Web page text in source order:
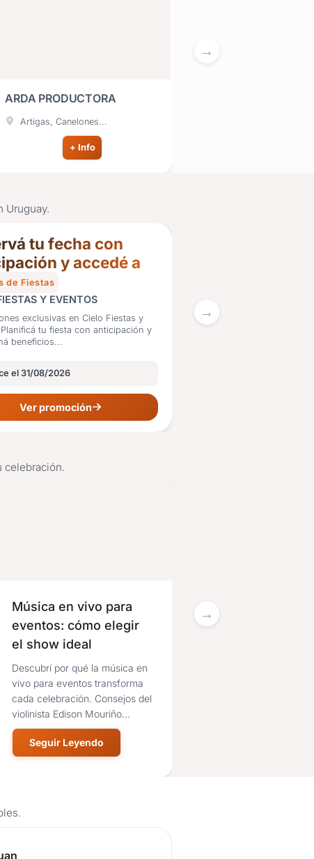
ARDA PRODUCTORA
Artigas, Canelones...
+ Info
Uruguay.
tu fecha con
y accedé a
exclusivos
de Fiestas
Y EVENTOS
exclusivas en Cielo Fiestas y
beneficios...
el 31/08/2026
Ver promoción
celebración.
Música en vivo para
eventos: cómo elegir
el show ideal
Descubrí por qué la música en
vivo para eventos transforma
cada celebración. Consejos del
violinista Edison Mouriño...
Seguir Leyendo
Cielo Fiestas y
de usuario.